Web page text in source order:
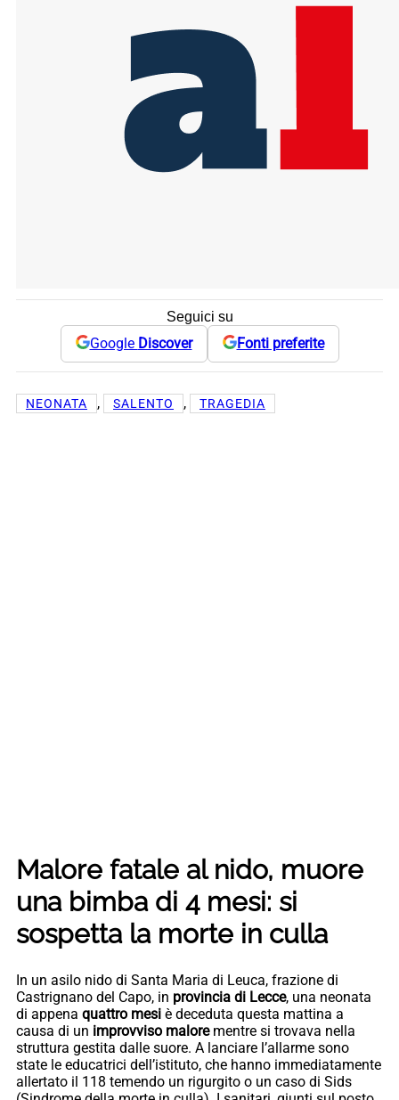
Seguici su
Google Discover Fonti preferite
NEONATA , SALENTO , TRAGEDIA
Malore fatale al nido, muore
una bimba di 4 mesi: si
sospetta la morte in culla
In un asilo nido di Santa Maria di Leuca, frazione di
Castrignano del Capo, in provincia di Lecce, una neonata
di appena quattro mesi è deceduta questa mattina a
causa di un improvviso malorementre si trovava nella
struttura gestita dalle suore. A lanciare l’allarme sono
state le educatrici dell’istituto, che hanno immediatamente
allertato il 118 temendo un rigurgito o un caso di Sids